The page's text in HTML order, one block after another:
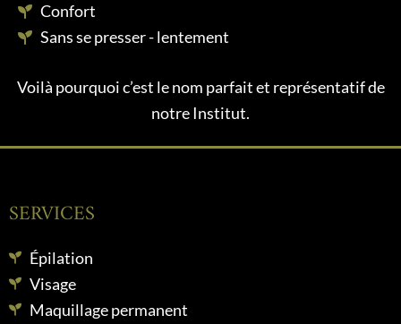
Confort
Sans se presser - lentement
Voilà pourquoi c’est le nom parfait et représentatif de
notre Institut.
SERVICES
Épilation
Visage
Maquillage permanent